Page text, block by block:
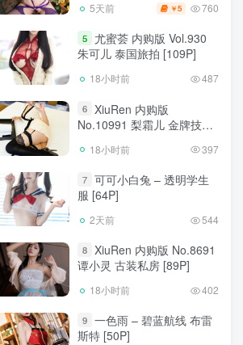
5天前 ￥5 760
5 尤蜜荟 内购版 Vol.930
朱可儿 泰国旅拍 [109P]
18小时前 487
6 XiuRen 内购版
No.10991 梨霜儿 金牌技师
18小时前 397
7 可可小白兔 – 透明学生
服 [64P]
2天前 544
8 XiuRen 内购版 No.8691
谭小灵 古装私房 [89P]
18小时前 402
9 一色雨 – 碧蓝航线 布雷
斯特 [50P]